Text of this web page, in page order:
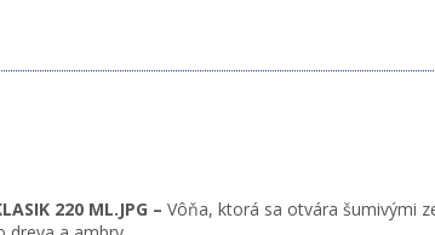
220 ML.JPG – Vôňa, ktorá sa otvára šumivými